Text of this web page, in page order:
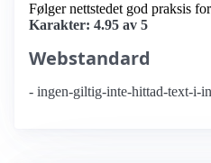
Følger nettstedet god praksis
Karakter: 4.95 av 5
Webstandard
- ingen-giltig-inte-hittad-text-i-